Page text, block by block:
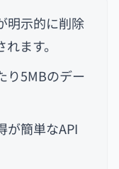
明示的に削除
ます。
り5MBのデー
が簡単なAPI